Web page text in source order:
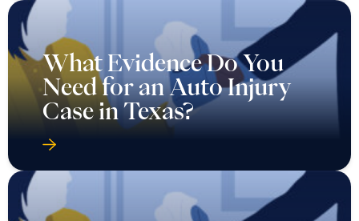
What Evidence Do You
Need for an Auto Injury
Case in Texas?